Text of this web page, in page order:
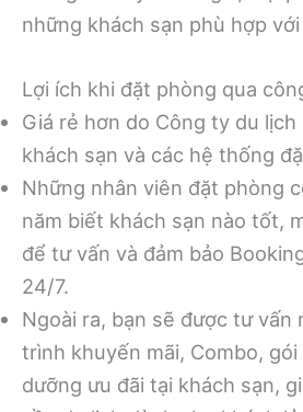
những khách sạn phù hợp
Lợi ích khi đặt phòng qua
Giá rẻ hơn do Công ty du lịch
khách sạn và các hệ thống
Những nhân viên đặt phòng
năm biết khách sạn nào tốt,
để tư vấn và đảm bảo
24/7.
Ngoài ra, bạn sẽ được tư vấn
trình khuyến mãi, Combo,
dưỡng ưu đãi tại khách sạn,